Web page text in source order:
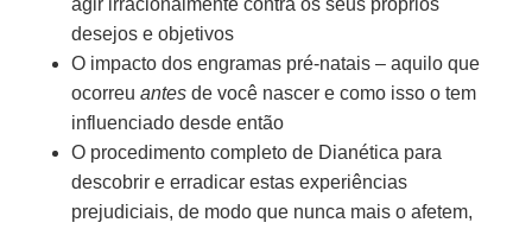
desejos e objetivos
O impacto dos engramas pré-natais – aquilo que
ocorreu antes de você nascer e como isso o tem
influenciado desde então
O procedimento completo de Dianética para
descobrir e erradicar estas experiências
prejudiciais, de modo que nunca mais o afetem,